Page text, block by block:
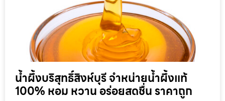
น้ำผึ้งบริสุทธิ์สิงห์บุรี จำหน่ายน้ำผึ้งแท้
100% หอม หวาน อร่อยสดชื่น ราคาถูก